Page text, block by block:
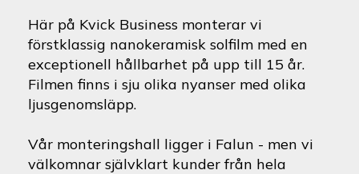
Här på Kvick Business monterar vi
förstklassig nanokeramisk solfilm med en
exceptionell hållbarhet på upp till 15 år.
Filmen finns i sju olika nyanser med olika
ljusgenomsläpp.
Vår monteringshall ligger i Falun - men vi
välkomnar självklart kunder från hela